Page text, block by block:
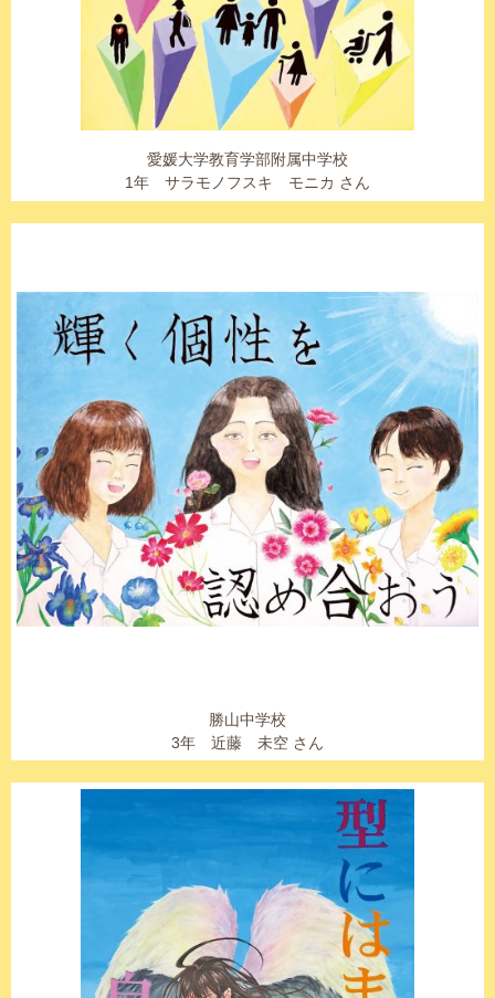
愛媛大学教育学部附属中学校
1年 サラモノフスキ モニカ さん
勝山中学校
3年 近藤 未空 さん